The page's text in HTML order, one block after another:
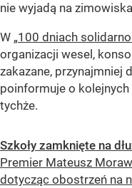
nie wyjadą na
W „100 dniach
organizacji wesel,
zakazane, przynajmniej
poinformuje o
tychże.
Szkoły zamknięte na
Premier Mateusz
dotycząc obostrzeń na